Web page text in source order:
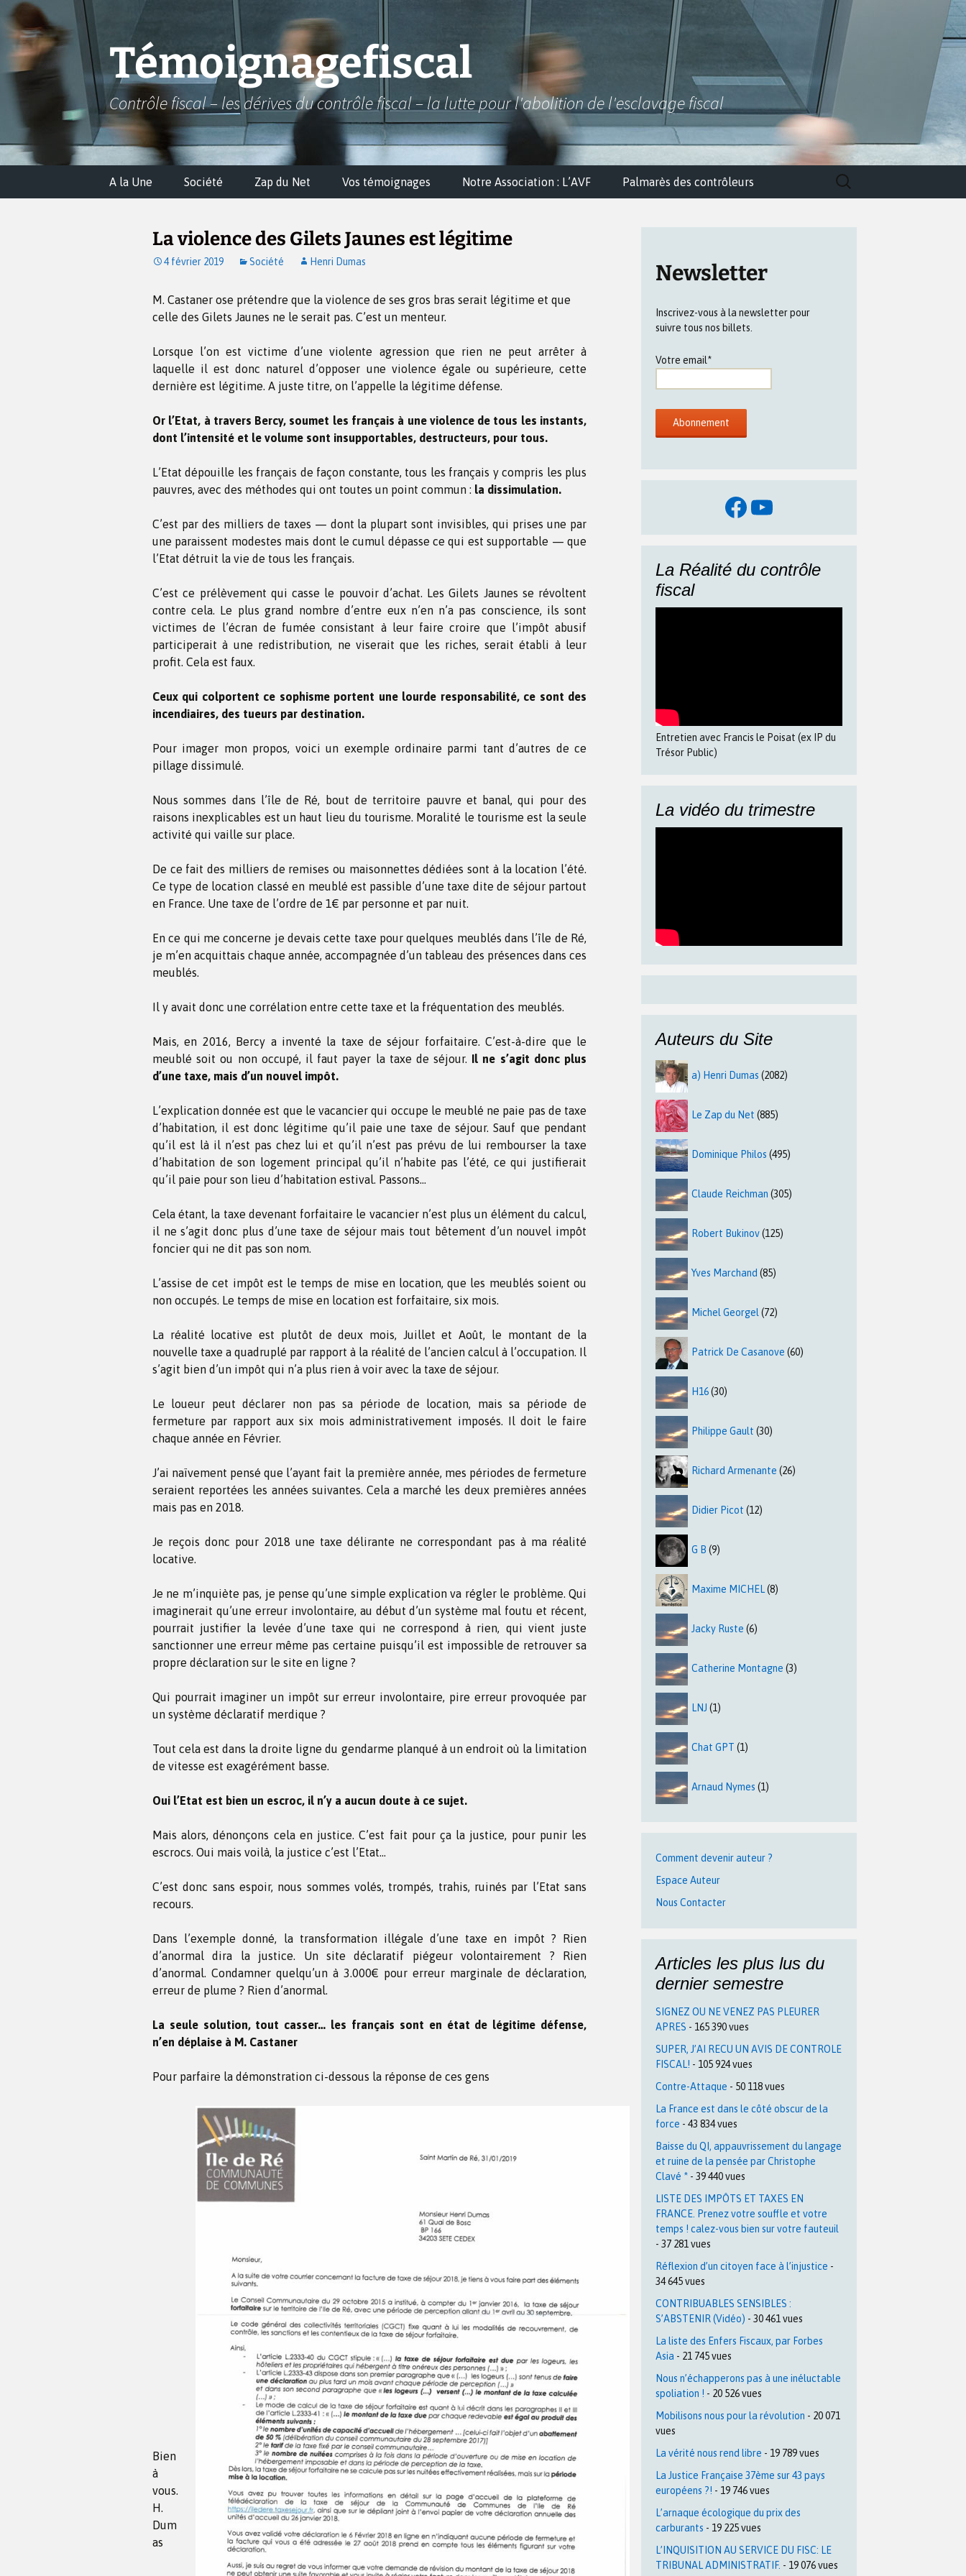
Aller
au
contenu
Témoignagefiscal
Contrôle fiscal – les dérives du contrôle fiscal – la lutte pour l'abolition de l'esclavage fiscal
A la Une Société Zap du Net Vos témoignages Notre Association : L’AVF Palmarès des contrôleurs
Rechercher :
La violence des Gilets Jaunes est légitime
4 février 2019 Société Henri Dumas
M. Castaner ose prétendre que la violence de ses gros bras serait légitime et que
celle des Gilets Jaunes ne le serait pas. C’est un menteur.
Lorsque l’on est victime d’une violente agression que rien ne peut arrêter à
laquelle il est donc naturel d’opposer une violence égale ou supérieure, cette
dernière est légitime. A juste titre, on l’appelle la légitime défense.
Or l’Etat, à travers Bercy, soumet les français à une violence de tous les instants,
dont l’intensité et le volume sont insupportables, destructeurs, pour tous.
L’Etat dépouille les français de façon constante, tous les français y compris les plus
pauvres, avec des méthodes qui ont toutes un point commun : la dissimulation.
C’est par des milliers de taxes — dont la plupart sont invisibles, qui prises une par
une paraissent modestes mais dont le cumul dépasse ce qui est supportable — que
l’Etat détruit la vie de tous les français.
C’est ce prélèvement qui casse le pouvoir d’achat. Les Gilets Jaunes se révoltent
contre cela. Le plus grand nombre d’entre eux n’en n’a pas conscience, ils sont
victimes de l’écran de fumée consistant à leur faire croire que l’impôt abusif
participerait à une redistribution, ne viserait que les riches, serait établi à leur
profit. Cela est faux.
Ceux qui colportent ce sophisme portent une lourde responsabilité, ce sont des
incendiaires, des tueurs par destination.
Pour imager mon propos, voici un exemple ordinaire parmi tant d’autres de ce
pillage dissimulé.
Nous sommes dans l’île de Ré, bout de territoire pauvre et banal, qui pour des
raisons inexplicables est un haut lieu du tourisme. Moralité le tourisme est la seule
activité qui vaille sur place.
De ce fait des milliers de remises ou maisonnettes dédiées sont à la location l’été.
Ce type de location classé en meublé est passible d’une taxe dite de séjour partout
en France. Une taxe de l’ordre de 1€ par personne et par nuit.
En ce qui me concerne je devais cette taxe pour quelques meublés dans l’île de Ré,
je m’en acquittais chaque année, accompagnée d’un tableau des présences dans ces
meublés.
Il y avait donc une corrélation entre cette taxe et la fréquentation des meublés.
Mais, en 2016, Bercy a inventé la taxe de séjour forfaitaire. C’est-à-dire que le
meublé soit ou non occupé, il faut payer la taxe de séjour. Il ne s’agit donc plus
d’une taxe, mais d’un nouvel impôt.
L’explication donnée est que le vacancier qui occupe le meublé ne paie pas de taxe
d’habitation, il est donc légitime qu’il paie une taxe de séjour. Sauf que pendant
qu’il est là il n’est pas chez lui et qu’il n’est pas prévu de lui rembourser la taxe
d’habitation de son logement principal qu’il n’habite pas l’été, ce qui justifierait
qu’il paie pour son lieu d’habitation estival. Passons…
Cela étant, la taxe devenant forfaitaire le vacancier n’est plus un élément du calcul,
il ne s’agit donc plus d’une taxe de séjour mais tout bêtement d’un nouvel impôt
foncier qui ne dit pas son nom.
L’assise de cet impôt est le temps de mise en location, que les meublés soient ou
non occupés. Le temps de mise en location est forfaitaire, six mois.
La réalité locative est plutôt de deux mois, Juillet et Août, le montant de la
nouvelle taxe a quadruplé par rapport à la réalité de l’ancien calcul à l’occupation. Il
s’agit bien d’un impôt qui n’a plus rien à voir avec la taxe de séjour.
Le loueur peut déclarer non pas sa période de location, mais sa période de
fermeture par rapport aux six mois administrativement imposés. Il doit le faire
chaque année en Février.
J’ai naïvement pensé que l’ayant fait la première année, mes périodes de fermeture
seraient reportées les années suivantes. Cela a marché les deux premières années
mais pas en 2018.
Je reçois donc pour 2018 une taxe délirante ne correspondant pas à ma réalité
locative.
Je ne m’inquiète pas, je pense qu’une simple explication va régler le problème. Qui
imaginerait qu’une erreur involontaire, au début d’un système mal foutu et récent,
pourrait justifier la levée d’une taxe qui ne correspond à rien, qui vient juste
sanctionner une erreur même pas certaine puisqu’il est impossible de retrouver sa
propre déclaration sur le site en ligne ?
Qui pourrait imaginer un impôt sur erreur involontaire, pire erreur provoquée par
un système déclaratif merdique ?
Tout cela est dans la droite ligne du gendarme planqué à un endroit où la limitation
de vitesse est exagérément basse.
Oui l’Etat est bien un escroc, il n’y a aucun doute à ce sujet.
Mais alors, dénonçons cela en justice. C’est fait pour ça la justice, pour punir les
escrocs. Oui mais voilà, la justice c’est l’Etat…
C’est donc sans espoir, nous sommes volés, trompés, trahis, ruinés par l’Etat sans
recours.
Dans l’exemple donné, la transformation illégale d’une taxe en impôt ? Rien
d’anormal dira la justice. Un site déclaratif piégeur volontairement ? Rien
d’anormal. Condamner quelqu’un à 3.000€ pour erreur marginale de déclaration,
erreur de plume ? Rien d’anormal.
La seule solution, tout casser… les français sont en état de légitime défense,
n’en déplaise à M. Castaner
Pour parfaire la démonstration ci-dessous la réponse de ces gens
Bien
à
vous.
H.
Dum
as
Newsletter
Inscrivez-vous à la newsletter pour
suivre tous nos billets.
Votre email*
Facebook
YouTube
La Réalité du contrôle
fiscal
Entretien avec Francis le Poisat (ex IP du
Trésor Public)
La vidéo du trimestre
Auteurs du Site
a) Henri Dumas (2082)
Le Zap du Net (885)
Dominique Philos (495)
Claude Reichman (305)
Robert Bukinov(125)
Yves Marchand (85)
Michel Georgel (72)
Patrick De Casanove (60)
H16(30)
Philippe Gault (30)
Richard Armenante (26)
Didier Picot (12)
G B (9)
Maxime MICHEL(8)
Jacky Ruste (6)
Catherine Montagne (3)
LNJ (1)
Chat GPT (1)
Arnaud Nymes (1)
Comment devenir auteur ?
Espace Auteur
Nous Contacter
Articles les plus lus du
dernier semestre
SIGNEZ OU NE VENEZ PAS PLEURER
APRES - 165 390 vues
SUPER, J’AI RECU UN AVIS DE CONTROLE
FISCAL! - 105 924 vues
Contre-Attaque - 50 118 vues
La France est dans le côté obscur de la
force - 43 834 vues
Baisse du QI, appauvrissement du langage
et ruine de la pensée par Christophe
Clavé * - 39 440 vues
LISTE DES IMPÔTS ET TAXES EN
FRANCE. Prenez votre souffle et votre
temps ! calez-vous bien sur votre fauteuil
- 37 281 vues
Réflexion d’un citoyen face à l’injustice -
34 645 vues
CONTRIBUABLES SENSIBLES :
S’ABSTENIR (Vidéo) - 30 461 vues
La liste des Enfers Fiscaux, par Forbes
Asia - 21 745 vues
Nous n’échapperons pas à une inéluctable
spoliation ! - 20 526 vues
Mobilisons nous pour la révolution - 20 071
vues
La vérité nous rend libre - 19 789 vues
La Justice Française 37ème sur 43 pays
européens ?! - 19 746 vues
L’arnaque écologique du prix des
carburants - 19 225 vues
L’INQUISITION AU SERVICE DU FISC: LE
TRIBUNAL ADMINISTRATIF. - 19 076 vues